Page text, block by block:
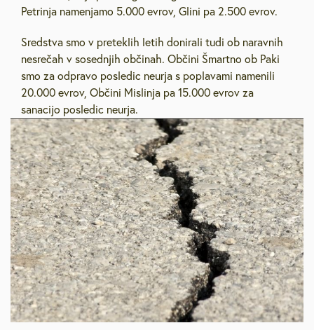
Petrinja namenjamo 5.000 evrov, Glini pa 2.500 evrov.
Sredstva smo v preteklih letih donirali tudi ob naravnih
nesrečah v sosednjih občinah. Občini Šmartno ob Paki
smo za odpravo posledic neurja s poplavami namenili
20.000 evrov, Občini Mislinja pa 15.000 evrov za
sanacijo posledic neurja.